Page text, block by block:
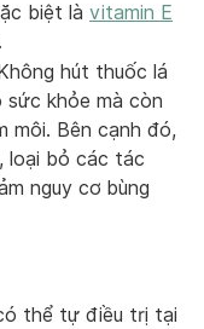
biệt là vitamin E
Không hút thuốc lá
khỏe mà còn
môi. Bên cạnh đó,
loại bỏ các tác
nguy cơ bùng
thể tự điều trị tại